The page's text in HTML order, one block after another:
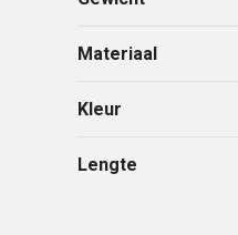
Materiaal
Kleur
Lengte